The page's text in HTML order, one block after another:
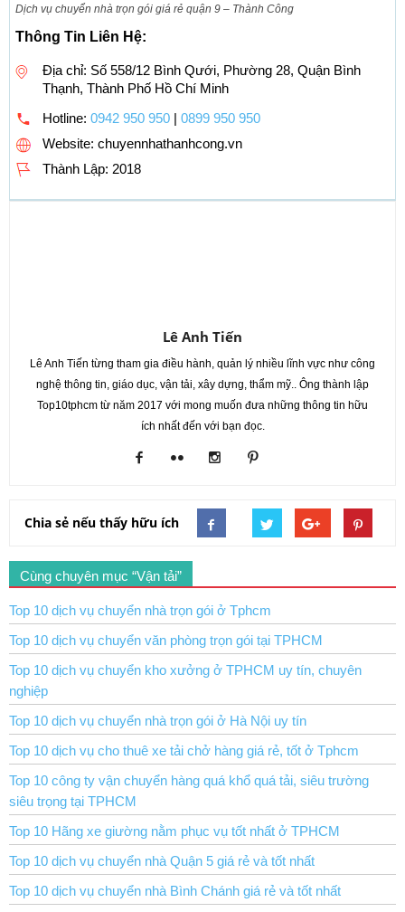
Dịch vụ chuyển nhà trọn gói giá rẻ quận 9 – Thành Công
Thông Tin Liên Hệ:
Địa chỉ: Số 558/12 Bình Qưới, Phường 28, Quận Bình
Thạnh, Thành Phố Hồ Chí Minh
Hotline: 0942 950 950 | 0899 950 950
Website: chuyennhathanhcong.vn
Thành Lập: 2018
Lê Anh Tiến
Lê Anh Tiến từng tham gia điều hành, quản lý nhiều lĩnh vực như công
nghệ thông tin, giáo dục, vận tải, xây dựng, thẩm mỹ.. Ông thành lập
Top10tphcm từ năm 2017 với mong muốn đưa những thông tin hữu
ích nhất đến với bạn đọc.
Chia sẻ nếu thấy hữu ích
Cùng chuyên mục “Vận tải”
Top 10 dịch vụ chuyển nhà trọn gói ở Tphcm
Top 10 dịch vụ chuyển văn phòng trọn gói tại TPHCM
Top 10 dịch vụ chuyển kho xưởng ở TPHCM uy tín, chuyên
nghiệp
Top 10 dịch vụ chuyển nhà trọn gói ở Hà Nội uy tín
Top 10 dịch vụ cho thuê xe tải chở hàng giá rẻ, tốt ở Tphcm
Top 10 công ty vận chuyển hàng quá khổ quá tải, siêu trường
siêu trọng tại TPHCM
Top 10 Hãng xe giường nằm phục vụ tốt nhất ở TPHCM
Top 10 dịch vụ chuyển nhà Quận 5 giá rẻ và tốt nhất
Top 10 dịch vụ chuyển nhà Bình Chánh giá rẻ và tốt nhất